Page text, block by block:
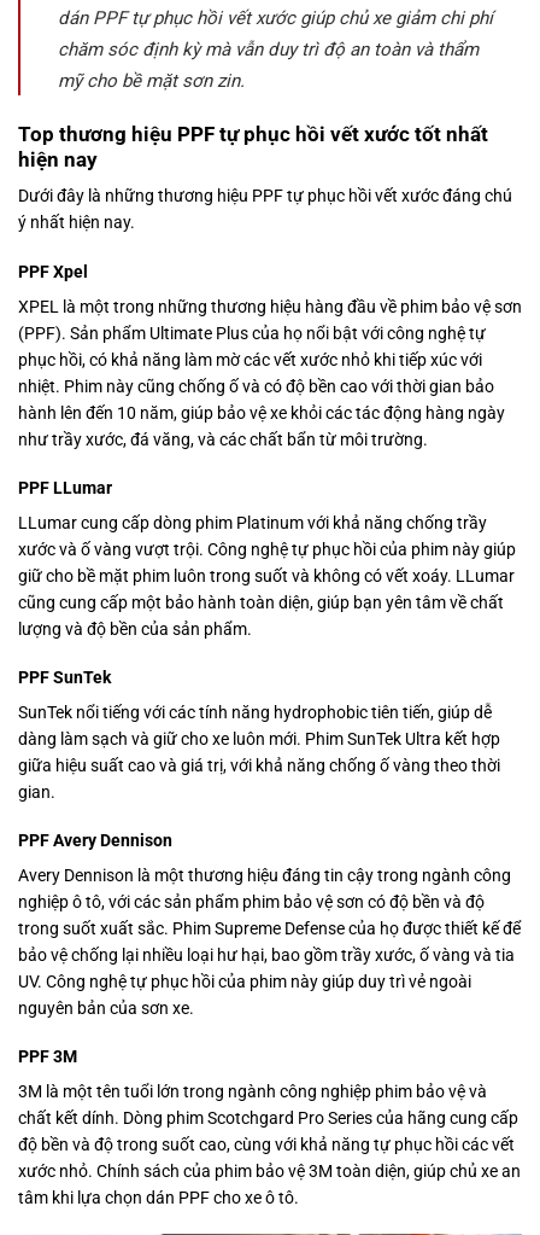
dán PPF tự phục hồi vết xước giúp chủ xe giảm chi phí
chăm sóc định kỳ mà vẫn duy trì độ an toàn và thẩm
mỹ cho bề mặt sơn zin.
Top thương hiệu PPF tự phục hồi vết xước tốt nhất
hiện nay
Dưới đây là những thương hiệu PPF tự phục hồi vết xước đáng chú
ý nhất hiện nay.
PPF Xpel
XPEL là một trong những thương hiệu hàng đầu về phim bảo vệ sơn
(PPF). Sản phẩm Ultimate Plus của họ nổi bật với công nghệ tự
phục hồi, có khả năng làm mờ các vết xước nhỏ khi tiếp xúc với
nhiệt. Phim này cũng chống ố và có độ bền cao với thời gian bảo
hành lên đến 10 năm, giúp bảo vệ xe khỏi các tác động hàng ngày
như trầy xước, đá văng, và các chất bẩn từ môi trường.
PPF LLumar
LLumar cung cấp dòng phim Platinum với khả năng chống trầy
xước và ố vàng vượt trội. Công nghệ tự phục hồi của phim này giúp
giữ cho bề mặt phim luôn trong suốt và không có vết xoáy. LLumar
cũng cung cấp một bảo hành toàn diện, giúp bạn yên tâm về chất
lượng và độ bền của sản phẩm.
PPF SunTek
SunTek nổi tiếng với các tính năng hydrophobic tiên tiến, giúp dễ
dàng làm sạch và giữ cho xe luôn mới. Phim SunTek Ultra kết hợp
giữa hiệu suất cao và giá trị, với khả năng chống ố vàng theo thời
gian.
PPF Avery Dennison
Avery Dennison là một thương hiệu đáng tin cậy trong ngành công
nghiệp ô tô, với các sản phẩm phim bảo vệ sơn có độ bền và độ
trong suốt xuất sắc. Phim Supreme Defense của họ được thiết kế để
bảo vệ chống lại nhiều loại hư hại, bao gồm trầy xước, ố vàng và tia
UV. Công nghệ tự phục hồi của phim này giúp duy trì vẻ ngoài
nguyên bản của sơn xe.
PPF 3M
3M là một tên tuổi lớn trong ngành công nghiệp phim bảo vệ và
chất kết dính. Dòng phim Scotchgard Pro Series của hãng cung cấp
độ bền và độ trong suốt cao, cùng với khả năng tự phục hồi các vết
xước nhỏ. Chính sách của phim bảo vệ 3M toàn diện, giúp chủ xe an
tâm khi lựa chọn dán PPF cho xe ô tô.